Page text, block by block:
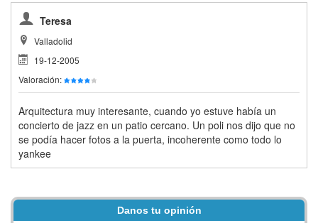
Teresa
Valladolid
19-12-2005
Valoración:
Arquitectura muy interesante, cuando yo estuve había un
concierto de jazz en un patio cercano. Un poli nos dijo que no
se podía hacer fotos a la puerta, incoherente como todo lo
yankee
Danos tu opinión